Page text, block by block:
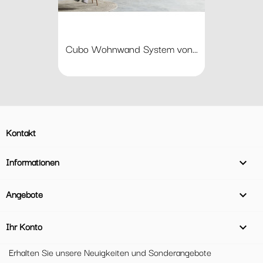
Cubo Wohnwand System von...
Kontakt
Informationen 
Angebote 
Ihr Konto

Erhalten Sie unsere Neuigkeiten und Sonderangebote